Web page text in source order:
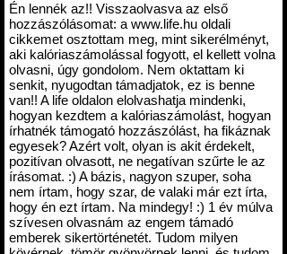
Én lennék az!! Visszaolvasva az első
hozzászólásomat: a www.life.hu oldali
cikkemet osztottam meg, mint sikerélményt,
aki kalóriaszámolással fogyott, el kellett volna
olvasni, úgy gondolom. Nem oktattam ki
senkit, nyugodtan támadjatok, ez is benne
van!! A life oldalon elolvashatja mindenki,
hogyan kezdtem a kalóriaszámolást, hogyan
írhatnék támogató hozzászólást, ha fikáznak
egyesek? Azért volt, olyan is akit érdekelt,
pozitívan olvasott, ne negatívan szűrte le az
írásomat. :) A bázis, nagyon szuper, soha
nem írtam, hogy szar, de valaki már ezt írta,
hogy én ezt írtam. Na mindegy! :) 1 év múlva
szívesen olvasnám az engem támadó
emberek sikertörténetét. Tudom milyen